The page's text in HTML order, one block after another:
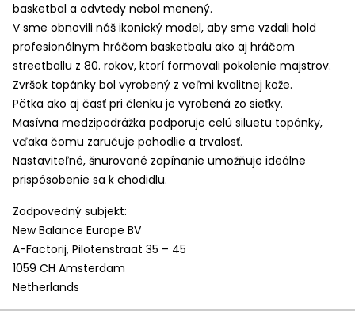
basketbal a odvtedy nebol menený.
V sme obnovili náš ikonický model, aby sme vzdali hold
profesionálnym hráčom basketbalu ako aj hráčom
streetballu z 80. rokov, ktorí formovali pokolenie majstrov.
Zvršok topánky bol vyrobený z veľmi kvalitnej kože.
Pätka ako aj časť pri členku je vyrobená zo sieťky.
Masívna medzipodrážka podporuje celú siluetu topánky,
vďaka čomu zaručuje pohodlie a trvalosť.
Nastaviteľné, šnurované zapínanie umožňuje ideálne
prispôsobenie sa k chodidlu.
Zodpovedný subjekt:
New Balance Europe BV
A-Factorij, Pilotenstraat 35 – 45
1059 CH Amsterdam
Netherlands